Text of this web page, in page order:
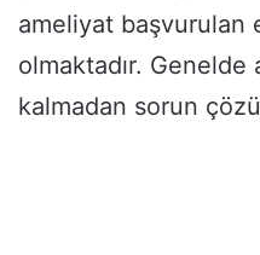
ameliyat başvurulan
olmaktadır.
kalmadan sorun